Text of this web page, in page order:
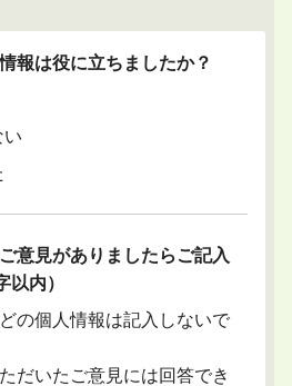
報は役に立ちましたか？
い
意見がありましたらご記入
以内）
の個人情報は記入しないで
だいたご意見には回答でき